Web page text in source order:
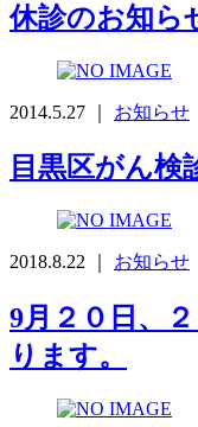
休診のお知ら
2014.5.27 ｜ お知らせ
目黒区がん検
2018.8.22 ｜ お知らせ
9月２０日、
ります。